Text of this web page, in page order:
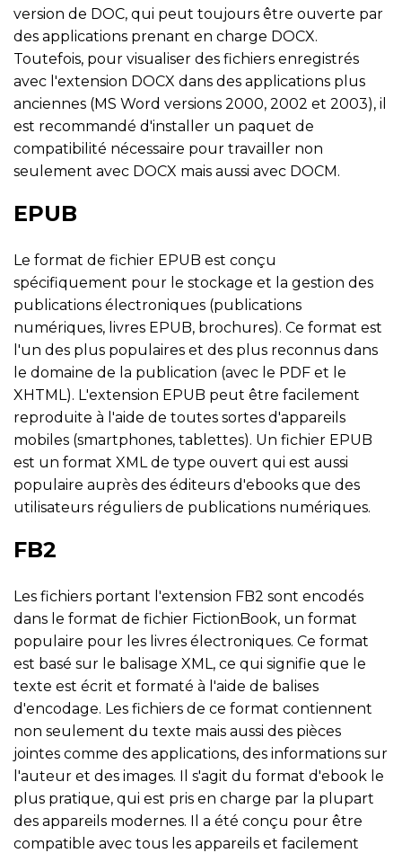
version de DOC, qui peut toujours être ouverte par
des applications prenant en charge DOCX.
Toutefois, pour visualiser des fichiers enregistrés
avec l'extension DOCX dans des applications plus
anciennes (MS Word versions 2000, 2002 et 2003), il
est recommandé d'installer un paquet de
compatibilité nécessaire pour travailler non
seulement avec DOCX mais aussi avec DOCM.
EPUB
Le format de fichier EPUB est conçu
spécifiquement pour le stockage et la gestion des
publications électroniques (publications
numériques, livres EPUB, brochures). Ce format est
l'un des plus populaires et des plus reconnus dans
le domaine de la publication (avec le PDF et le
XHTML). L'extension EPUB peut être facilement
reproduite à l'aide de toutes sortes d'appareils
mobiles (smartphones, tablettes). Un fichier EPUB
est un format XML de type ouvert qui est aussi
populaire auprès des éditeurs d'ebooks que des
utilisateurs réguliers de publications numériques.
FB2
Les fichiers portant l'extension FB2 sont encodés
dans le format de fichier FictionBook, un format
populaire pour les livres électroniques. Ce format
est basé sur le balisage XML, ce qui signifie que le
texte est écrit et formaté à l'aide de balises
d'encodage. Les fichiers de ce format contiennent
non seulement du texte mais aussi des pièces
jointes comme des applications, des informations sur
l'auteur et des images. Il s'agit du format d'ebook le
plus pratique, qui est pris en charge par la plupart
des appareils modernes. Il a été conçu pour être
compatible avec tous les appareils et facilement